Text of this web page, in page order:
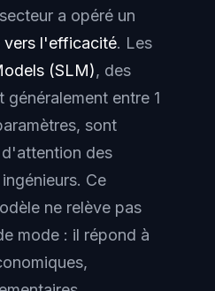
a opéré un
vers l'efficacité. Les
(SLM), des
entre 1
sont
des
Ce
ne relève pas
mode : il répond à